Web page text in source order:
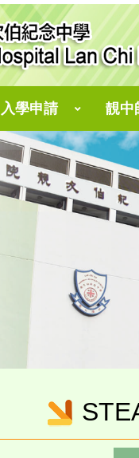
入學申請 靚中